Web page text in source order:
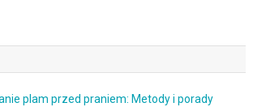
plam przed praniem: Metody i porady